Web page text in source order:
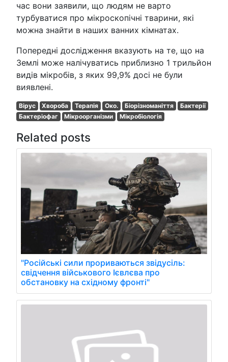
час вони заявили, що людям не варто
турбуватися про мікроскопічні тварини, які
можна знайти в наших ванних кімнатах.
Попередні дослідження вказують на те, що на
Землі може налічуватись приблизно 1 трильйон
видів мікробів, з яких 99,9% досі не були
виявлені.
Вірус Хвороба Терапія Око. Біорізноманіття
Бактерії
Бактеріофаг
Мікроорганізми Мікробіологія
Related posts
"Російські сили прориваються звідусіль:
свідчення військового Ієвлєва про
обстановку на східному фронті"